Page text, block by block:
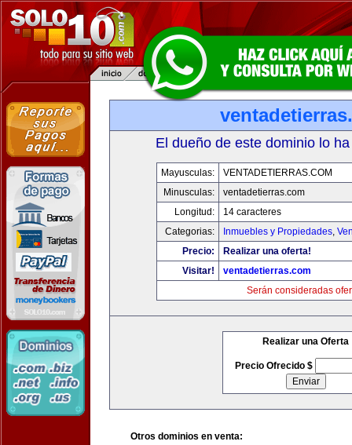
El dueño de este dominio lo
Mayusculas:
VENTADETIERRAS.COM
Minusculas:
ventadetierras.com
Longitud:
14 caracteres
Categorias:
Inmuebles y Propiedades,
Precio:
Realizar una oferta!
Visitar!
ventadetierras.com
Serán consideradas
Realizar una Oferta
Precio Ofrecido $
Otros dominios en venta: